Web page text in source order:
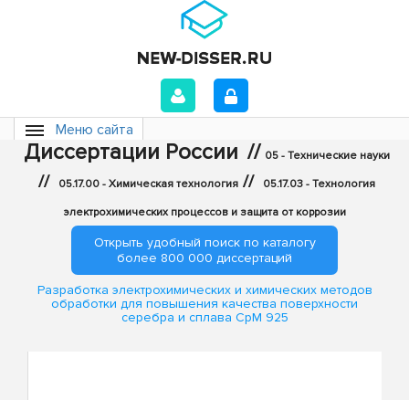
Меню сайта
Диссертации России // 05 - Технические науки
// 05.17.00 - Химическая технология // 05.17.03 - Технология
электрохимических процессов и защита от коррозии
Открыть удобный поиск по каталогу
более 800 000 диссертаций
Разработка электрохимических и химических методов
обработки для повышения качества поверхности
серебра и сплава СрМ 925